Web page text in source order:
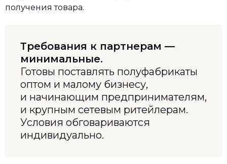
получения товара.
Требования к партнерам —
минимальные.
Готовы поставлять полуфабрикаты
оптом и малому бизнесу,
и начинающим предпринимателям,
и крупным сетевым ритейлерам.
Условия обговариваются
индивидуально.